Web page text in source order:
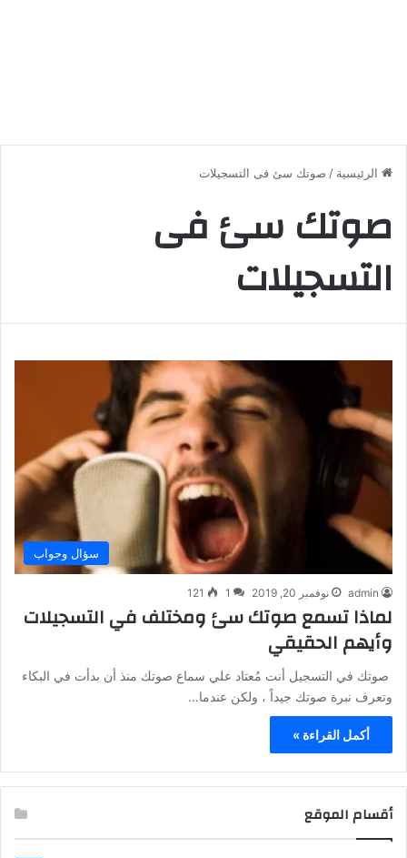
الرئيسية / صوتك سئ فى التسجيلات
صوتك سئ فى
التسجيلات
سؤال وجواب
admin نوفمبر 20, 2019 1
121
لماذا تسمع صوتك سئ ومختلف في التسجيلات
وأيهم الحقيقي
صوتك في التسجيل أنت مُعتاد علي سماع صوتك منذ أن بدأت في البكاء
وتعرف نبرة صوتك جيداً ، ولكن عندما…
أكمل القراءة »
أقسام الموقع